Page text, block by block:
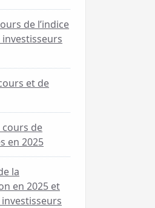
de l’indice
et de
cours de
en 2025
la
en 2025 et